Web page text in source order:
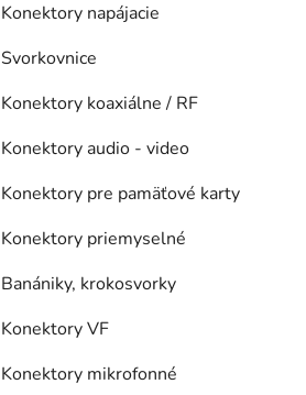
Konektory napájacie
Svorkovnice
Konektory koaxiálne / RF
Konektory audio - video
Konektory pre pamäťové karty
Konektory priemyselné
Banániky, krokosvorky
Konektory VF
Konektory mikrofonné